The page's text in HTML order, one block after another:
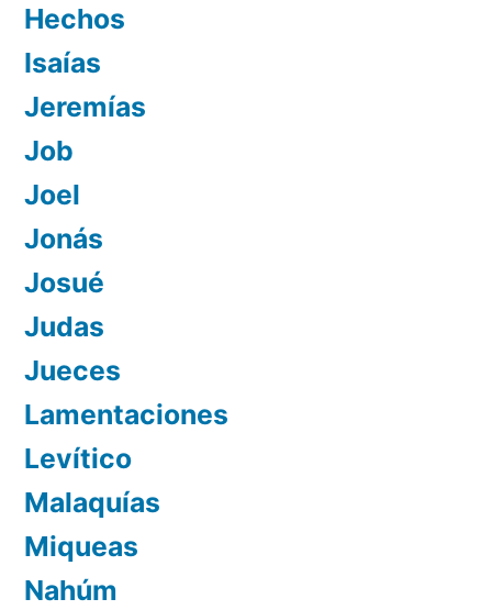
Hechos
Isaías
Jeremías
Job
Joel
Jonás
Josué
Judas
Jueces
Lamentaciones
Levítico
Malaquías
Miqueas
Nahúm